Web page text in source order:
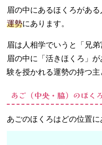
眉の中にあるほくろがある
運勢にあります。
眉は人相学でいうと「兄
眉の中に「活きほくろ」
験を授かれる運勢の持つ主
あご（中央・脇）のほくろ
あごのほくろはどの位置に